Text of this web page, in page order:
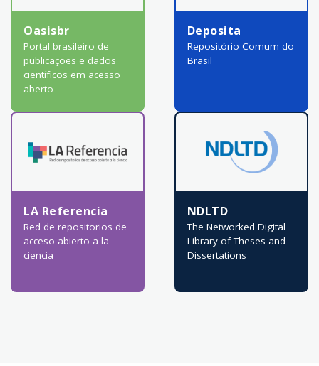
Oasisbr
Portal brasileiro de
publicações e dados
científicos em acesso
aberto
Deposita
Repositório Comum do
Brasil
LA Referencia
Red de repositorios de
acceso abierto a la
ciencia
NDLTD
The Networked Digital
Library of Theses and
Dissertations